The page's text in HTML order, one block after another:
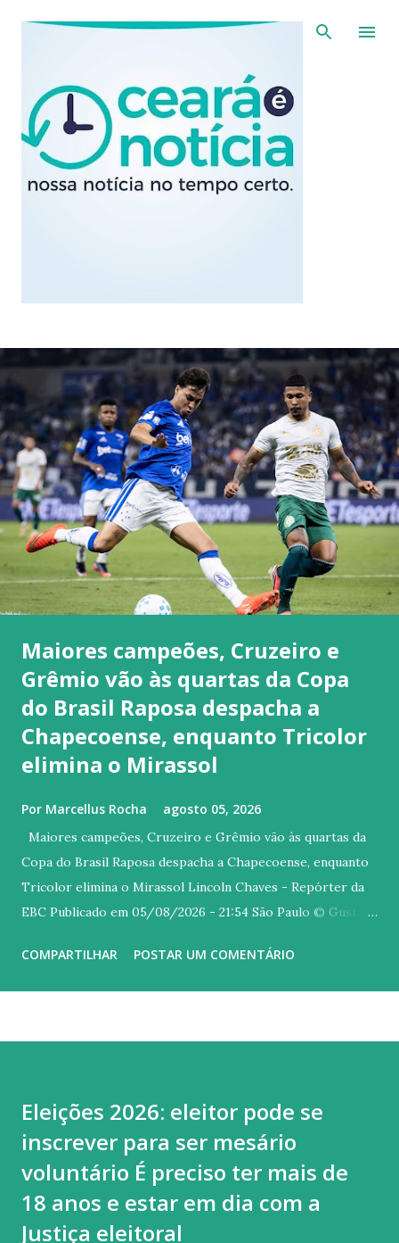
Pular para o conteúdo principal
Maiores campeões, Cruzeiro e
Grêmio vão às quartas da Copa
do Brasil Raposa despacha a
Chapecoense, enquanto Tricolor
elimina o Mirassol
Por Marcellus Rocha agosto 05, 2026
Maiores campeões, Cruzeiro e Grêmio vão às quartas da
Copa do Brasil Raposa despacha a Chapecoense, enquanto
Tricolor elimina o Mirassol Lincoln Chaves - Repórter da
EBC Publicado em 05/08/2026 - 21:54 São Paulo © Gustavo
da Copa do Brasil seguem na briga pelo título da edição
Futebol (CBF), na Barra da Tijuca, zona oeste do Rio de
Janeiro. Os jogos pelas quartas estão previstos para os
dias 26 de agosto e 3 de setembro. Maior vencedor da Copa
do Brasil, com seis conquistas, o Cruzeiro despachou a
Chapecoense no Mineirão. A Raposa ganhou por 2 a 0 e
chega às quartas de final da Copa do Brasil pela terceira
COMPARTILHAR POSTAR UM COMENTÁRIO
Eleições 2026: eleitor pode se
inscrever para ser mesário
voluntário É preciso ter mais de
18 anos e estar em dia com a
Justiça eleitoral